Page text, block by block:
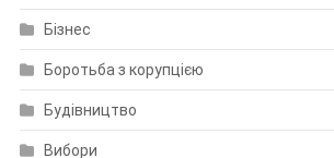
Бізнес
Боротьба з корупцією
Будівництво
Вибори